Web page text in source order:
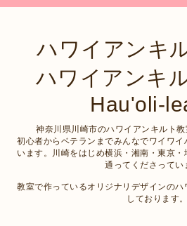
ハワイアンキ
ハワイアンキ
Hau'oli-
神奈川県川崎市のハワイアンキルト
初心者からベテランまでみんなでワイワ
います。川崎をはじめ横浜・湘南・東京
通ってくださってい
教室で作っているオリジナリデザインの
しております。